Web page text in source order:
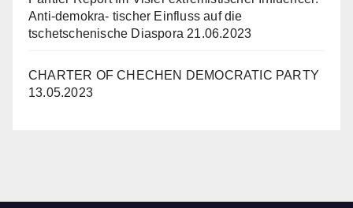
Anti-demokra- tischer Einfluss auf die
tschetschenische Diaspora 21.06.2023
CHARTER OF CHECHEN DEMOCRATIC PARTY
13.05.2023